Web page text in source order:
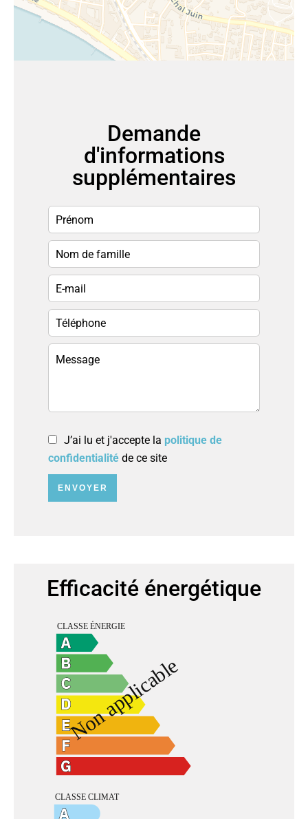
Demande
d'informations
supplémentaires
J’ai lu et j'accepte la politique de
confidentialité de ce site
ENVOYER
Efficacité énergétique